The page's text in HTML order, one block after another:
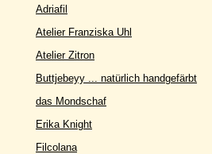
Adriafil
Atelier Franziska Uhl
Atelier Zitron
Buttjebeyy ... natürlich handgefärbt
das Mondschaf
Erika Knight
Filcolana